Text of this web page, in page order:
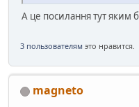
А це посилання тут яким
3 пользователям это нравится.
magneto